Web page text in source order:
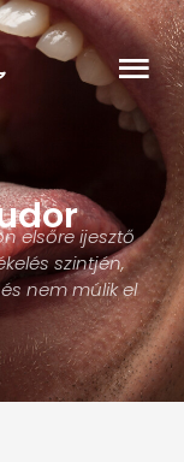
elsőre ijesztő
szintjén,
nem múlik el